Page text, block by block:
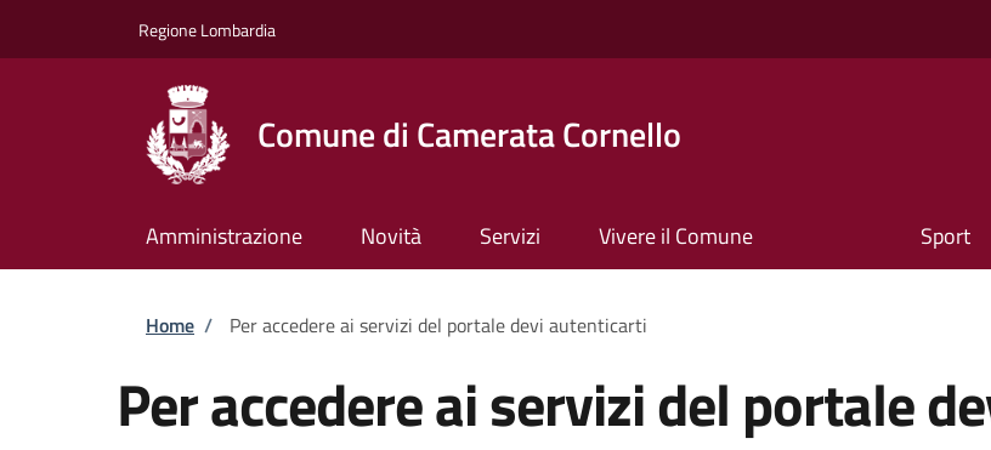
Regione Lombardia
Comune di Camerata Cornello
Amministrazione Novità Servizi Vivere il Comune Sport
Briciole di pane
Home / Per accedere ai servizi del portale devi autenticarti
Per accedere ai servizi del portale